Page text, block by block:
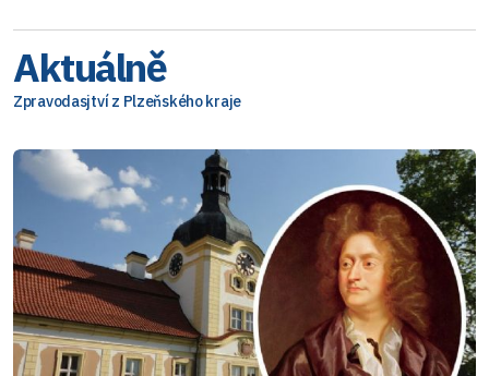
Aktuálně
Zpravodasjtví z Plzeňského kraje